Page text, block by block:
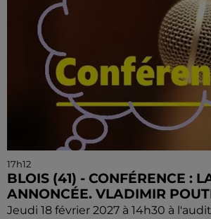
17h12
BLOIS (41) - CONFÉRENCE :
ANNONCÉE. VLADIMIR
Jeudi 18 février 2027 à 14h30 à